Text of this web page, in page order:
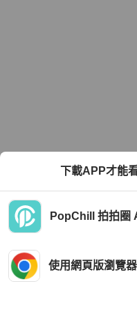
下載APP才能
PopChill 拍拍圈
使用網頁版瀏覽器